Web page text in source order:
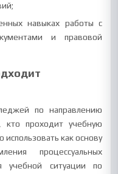
навыках работы с
и правовой
по направлению
кто проходит учебную
как основу
процессуальных
учебной ситуации по